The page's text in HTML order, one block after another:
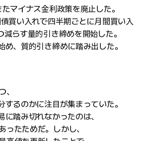
マイナス金利政策を廃止した。
買い入れで四半期ごとに月間買い入
らす量的引き締めを開始した。
め、質的引き締めに踏み出した。
、
するのかに注目が集まっていた。
に踏み切れなかったのは、
ったためだ。しかし、